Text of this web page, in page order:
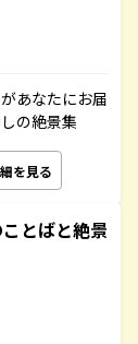
あなたにお届
の絶景集
を見る
とばと絶景